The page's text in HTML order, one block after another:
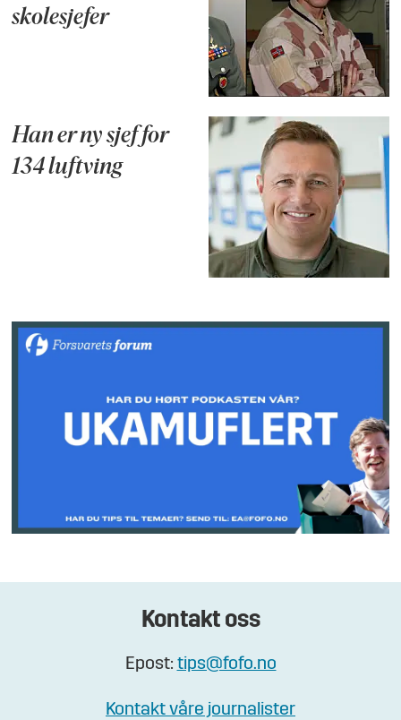
skolesjefer
Han er ny sjef for
134 luftving
Kontakt oss
Epost: tips@fofo.no
Kontakt våre journalister